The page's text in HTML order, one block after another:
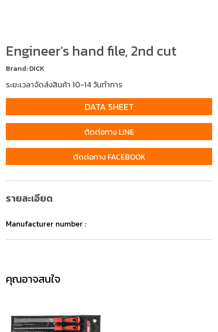
Engineer's hand file, 2nd cut
Brand: DICK
ระยะเวลาจัดส่งสินค้า 10-14 วันทำการ
DATA SHEET
ติดต่อทาง LINE
ติดต่อทาง FACEBOOK
รายละเอียด
Manufacturer number :
คุณอาจสนใจ